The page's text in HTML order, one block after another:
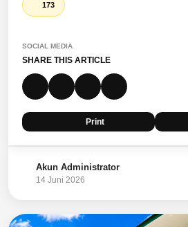
173
SOCIAL MEDIA
SHARE THIS ARTICLE
Print
Akun Administrator
14 Juni 2026